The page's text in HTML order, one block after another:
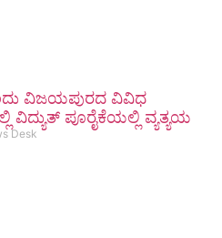
ವಿಜಯಪುರದ ವಿವಿಧ
ವಿದ್ಯುತ್ ಪೂರೈಕೆಯಲ್ಲಿ ವ್ಯತ್ಯಯ
Desk